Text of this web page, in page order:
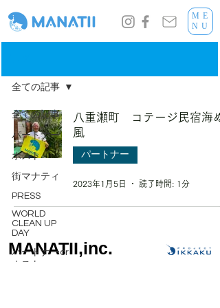
ME
NU
全ての記事
パートナー
ホスト
街マナティ
PRESS
WORLD
CLEAN UP
DAY
パートナーor
ホスト
全ての記事
八重瀬町 コテージ民宿海ぬ
風
パートナー
2023年1月5日 読了時間: 1分
MANATII,inc.